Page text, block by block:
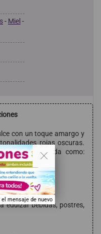
- Miel-
con un toque amargo y
rojas oscuras.
galardonada como:
edulzar bebidas, postres,
.
mensaje de nuevo